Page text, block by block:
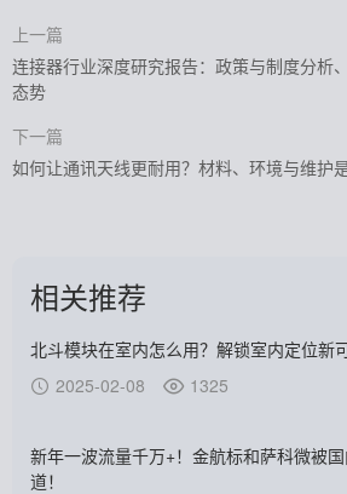
上一篇
连接器行业深度研究报告：政策与制度分析
态势
下一篇
如何让通讯天线更耐用？材料、环境与维护
相关推荐
北斗模块在室内怎么用？解锁室内定位新可
2025-02-08
1325
新年一波流量千万+！金航标和萨科微被
道！